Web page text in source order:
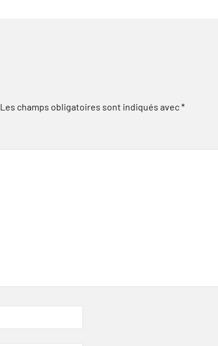
Les champs obligatoires sont indiqués avec*